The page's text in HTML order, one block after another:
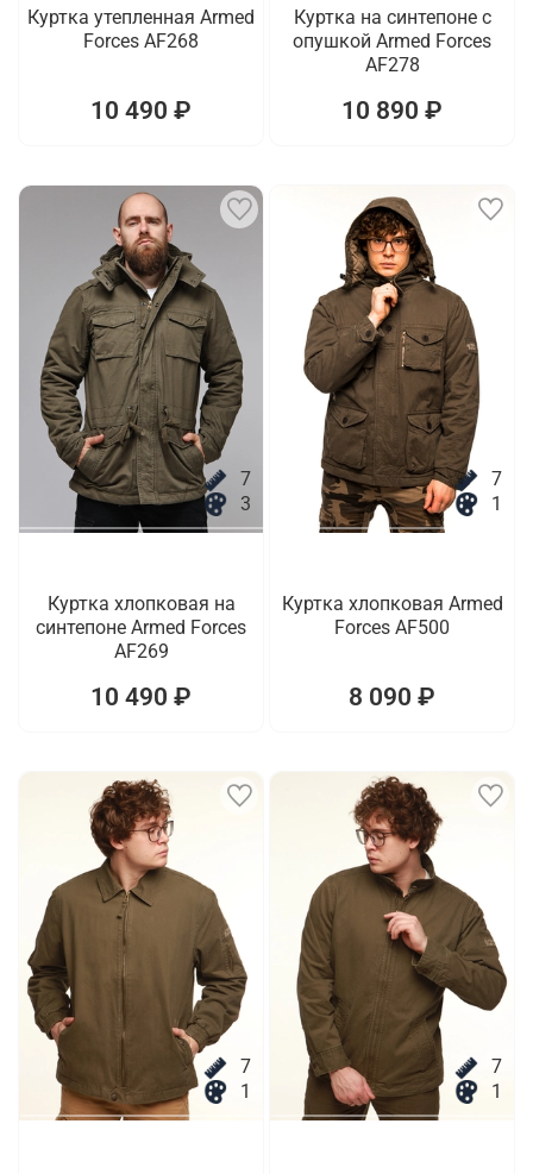
Куртка утепленная Armed
Forces AF268
10 490 ₽
Куртка на синтепоне с
опушкой Armed Forces
AF278
10 890 ₽
7
3
Куртка хлопковая на
синтепоне Armed Forces
AF269
10 490 ₽
7
1
Куртка хлопковая Armed
Forces AF500
8 090 ₽
7
1
7
1